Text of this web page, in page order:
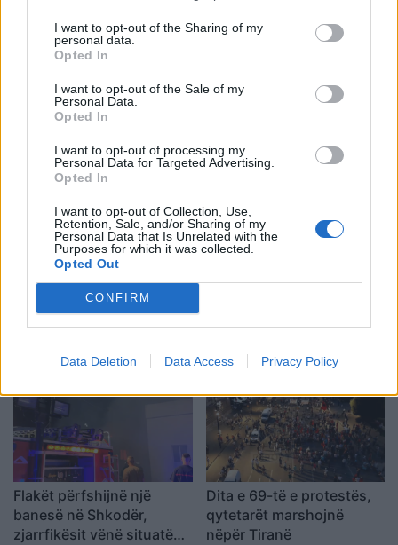
I want to opt-out of the Sharing of my
personal data.
Opted In
I want to opt-out of the Sale of my
Personal Data.
Opted In
I want to opt-out of processing my
Personal Data for Targeted Advertising.
Opted In
I want to opt-out of Collection, Use,
Retention, Sale, and/or Sharing of my
Personal Data that Is Unrelated with the
Purposes for which it was collected.
Opted Out
CONFIRM
Data Deletion Data Access Privacy Policy
Kurti kundërshton
kërkesat e LDK-së: Asnjë
marrëveshje nuk mund të
zhbëjë vullnetin qytetar
Gramsh, tre zjarre nën
kontroll pas ndërhyrjes në
Koncerti i Kanye West
shkakton përplasje me
kalendarin e Champions
League në Kazakistan
refuzojnë bashkimin me
Lushnjen
Flakët përfshijnë një
banesë në Shkodër,
zjarrfikësit vënë situatën
Dita e 69-të e protestës,
qytetarët marshojnë
nëpër Tiranë